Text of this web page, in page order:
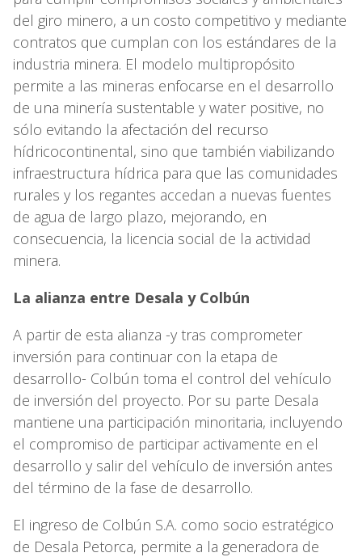
del giro minero, a un costo competitivo y mediante
contratos que cumplan con los estándares de la
industria minera. El modelo multipropósito
permite a las mineras enfocarse en el desarrollo
de una minería sustentable y water positive, no
sólo evitando la afectación del recurso
hídricocontinental, sino que también viabilizando
infraestructura hídrica para que las comunidades
rurales y los regantes accedan a nuevas fuentes
de agua de largo plazo, mejorando, en
consecuencia, la licencia social de la actividad
minera.
La alianza entre Desala y Colbún
A partir de esta alianza -y tras comprometer
inversión para continuar con la etapa de
desarrollo- Colbún toma el control del vehículo
de inversión del proyecto. Por su parte Desala
mantiene una participación minoritaria, incluyendo
el compromiso de participar activamente en el
desarrollo y salir del vehículo de inversión antes
del término de la fase de desarrollo.
El ingreso de Colbún S.A. como socio estratégico
de Desala Petorca, permite a la generadora de